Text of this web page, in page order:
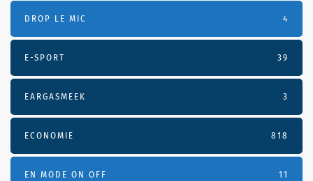
DROP LE MIC 4
E-SPORT 39
EARGASMEEK 3
ECONOMIE 818
EN MODE ON OFF 11